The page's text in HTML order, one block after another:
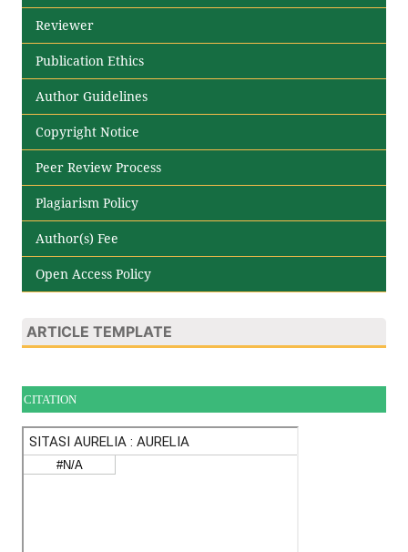
Reviewer
Publication Ethics
Author Guidelines
Copyright Notice
Peer Review Process
Plagiarism Policy
Author(s) Fee
Open Access Policy
ARTICLE TEMPLATE
CITATION